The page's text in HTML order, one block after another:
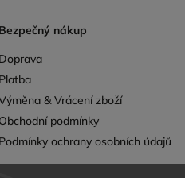
Bezpečný nákup
Doprava
Platba
& Vrácení zboží
Obchodní podmínky
Podmínky ochrany osobních údajů